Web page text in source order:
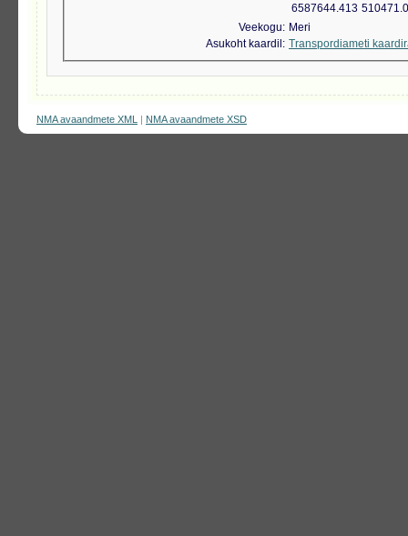
6587644.413
Veekogu
Meri
Asukoht kaardil
Transpordiameti
NMA avaandmete XML | NMA avaandmete XSD